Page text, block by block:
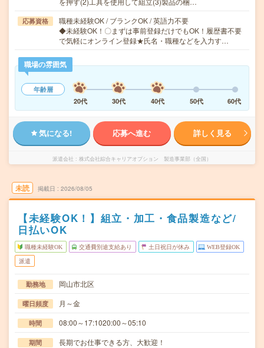
応募資格
職種未経験OK / ブランクOK / 英語力不要
◆未経験OK！〇まずは事前登録だけでもOK！履歴書不要
で気軽にオンライン登録★氏名・職種などを入力す…
職場の雰囲気
年齢層
20代
30代 40代 50代 60代
気になる! 応募へ進む 詳しく見る
派遣会社 株式会社綜合キャリアオプション 製造事業部（全国）
未読 掲載日 2026/08/05
【未経験OK！】組立・加工・食品製造など/
日払いOK
職種未経験OK 交通費別途支給あり 土日祝日が休み WEB登録OK
派遣
勤務地 岡山市北区
曜日頻度 月～金
時間 08:00～17:1020:00～05:10
期間 長期でお仕事できる方、大歓迎！